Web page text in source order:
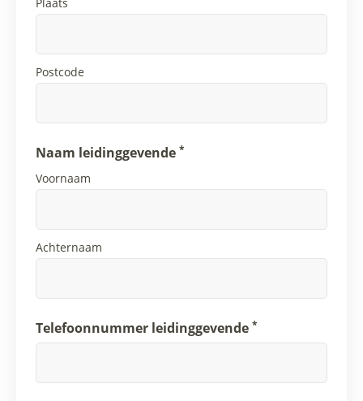
Postcode
Naam leidinggevende *
Voornaam
Achternaam
Telefoonnummer leidinggevende *